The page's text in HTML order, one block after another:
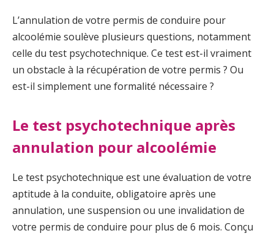
L’annulation de votre permis de conduire pour
alcoolémie soulève plusieurs questions, notamment
celle du test psychotechnique. Ce test est-il vraiment
un obstacle à la récupération de votre permis ? Ou
est-il simplement une formalité nécessaire ?
Le test psychotechnique après
annulation pour alcoolémie
Le test psychotechnique est une évaluation de votre
aptitude à la conduite, obligatoire après une
annulation, une suspension ou une invalidation de
votre permis de conduire pour plus de 6 mois. Conçu